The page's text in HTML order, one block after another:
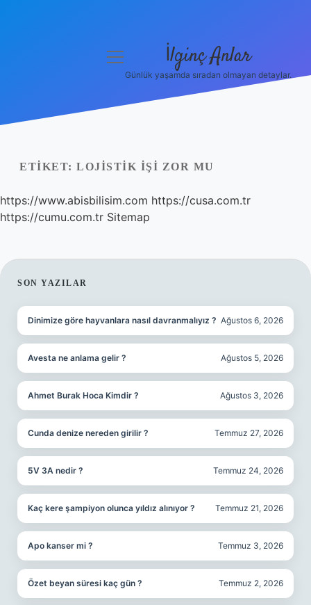
Yasal Uyarı
Hakkımızda
menüyü
İlginç Anlar
Günlük yaşamda sıradan olmayan detaylar.
ETIKET: LOJISTIK IŞI ZOR MU
https://www.abisbilisim.com https://cusa.com.tr
https://cumu.com.tr Sitemap
SIDEBAR
SON YAZILAR
Dinimize göre hayvanlara nasıl davranmalıyız ? Ağustos 6, 2026
Avesta ne anlama gelir ? Ağustos 5, 2026
Ahmet Burak Hoca Kimdir ? Ağustos 3, 2026
Cunda denize nereden girilir ? Temmuz 27, 2026
5V 3A nedir ? Temmuz 24, 2026
Kaç kere şampiyon olunca yıldız alınıyor ? Temmuz 21, 2026
Apo kanser mi ? Temmuz 3, 2026
Özet beyan süresi kaç gün ? Temmuz 2, 2026